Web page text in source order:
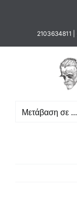
περιεχόμενο2103634811
Μετάβαση σε ...